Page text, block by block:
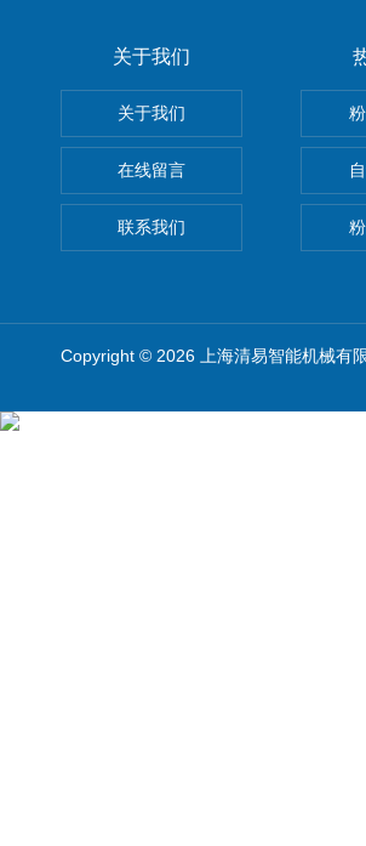
关于我们
关于我们
在线留言
联系我们
Copyright © 2026 上海清易智能机械有